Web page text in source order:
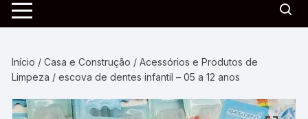
Início /Casa e Construção /Acessórios e Produtos de
Limpeza / escova de dentes infantil – 05 a 12 anos